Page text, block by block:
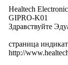
Healtech
GIPRO-K01
Здравствуйте
страница
http://